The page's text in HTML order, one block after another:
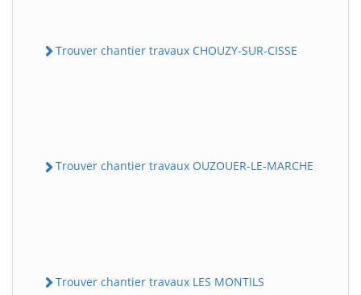
Trouver chantier travaux CHOUZY-SUR-CISSE
Trouver chantier travaux OUZOUER-LE-MARCHE
Trouver chantier travaux LES MONTILS